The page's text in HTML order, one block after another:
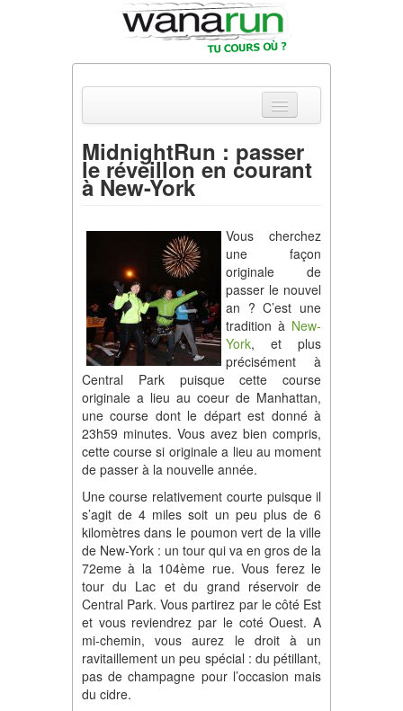
Actualités
Parcours & Courses
Outils & Réseaux
MidnightRun : passer
le réveillon en courant
à New-York
Vous cherchez
une façon
originale de
passer le nouvel
an ? C’est une
tradition à New-
York, et plus
précisément à
Central Park puisque cette course
originale a lieu au coeur de Manhattan,
une course dont le départ est donné à
23h59 minutes. Vous avez bien compris,
cette course si originale a lieu au moment
de passer à la nouvelle année.
Une course relativement courte puisque il
s’agit de 4 miles soit un peu plus de 6
kilomètres dans le poumon vert de la ville
de New-York : un tour qui va en gros de la
72eme à la 104ème rue. Vous ferez le
tour du Lac et du grand réservoir de
Central Park. Vous partirez par le côté Est
et vous reviendrez par le coté Ouest. A
mi-chemin, vous aurez le droit à un
ravitaillement un peu spécial : du pétillant,
pas de champagne pour l’occasion mais
du cidre.